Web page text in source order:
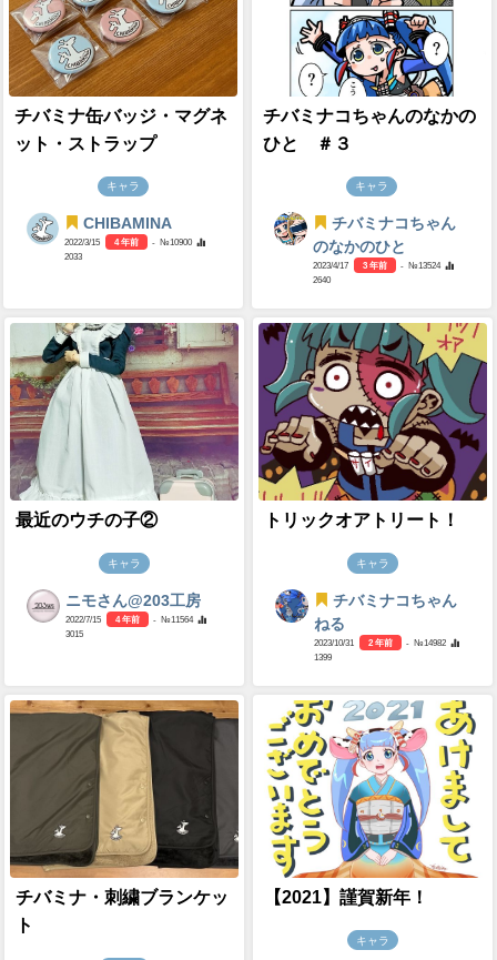
チバミナ缶バッジ・マグネ
ット・ストラップ
キャラ
CHIBAMINA
2022/3/15 4 年前
- №10900
2033
チバミナコちゃんのなかの
ひと ＃３
キャラ
チバミナコちゃん
のなかのひと
2023/4/17 3 年前
- №13524
2640
最近のウチの子②
キャラ
ニモさん@203工房
2022/7/15 4 年前
- №11564
3015
トリックオアトリート！
キャラ
チバミナコちゃん
ねる
2023/10/31 2 年前
- №14982
1399
チバミナ・刺繍ブランケッ
ト
【2021】謹賀新年！
キャラ